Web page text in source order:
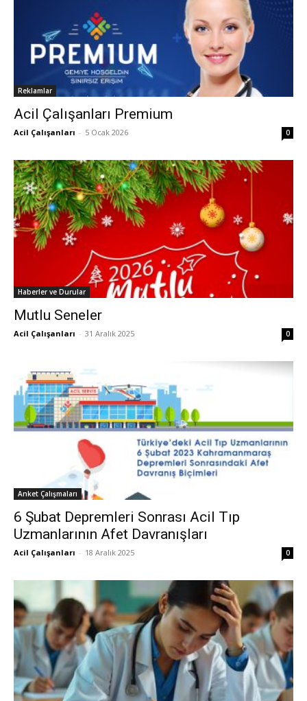
Reklamlar
Acil Çalışanları Premium
Acil Çalışanları - 5 Ocak 2026 0
Haberler ve Durular
Mutlu Seneler
Acil Çalışanları - 31 Aralık 2025 0
Anket Çalışmaları
6 Şubat Depremleri Sonrası Acil Tıp
Uzmanlarının Afet Davranışları
Acil Çalışanları - 18 Aralık 2025 0